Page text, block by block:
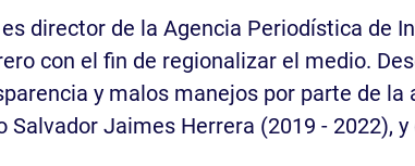
director de la Agencia Periodística de
con el fin de regionalizar el medio.
y malos manejos por parte de
Jaimes Herrera (2019 - 2022),